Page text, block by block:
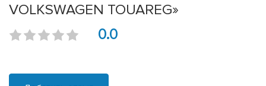
VOLKSWAGEN TOUAREG»
0.0